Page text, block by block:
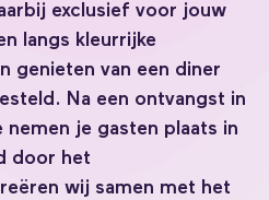
exclusief voor jouw
langs kleurrijke
genieten van een diner
Na een ontvangst in
je gasten plaats in
door het
wij samen met het